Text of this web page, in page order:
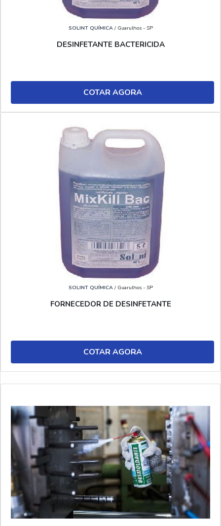
SOLINT QUÍMICA/ Guarulhos - SP
DESINFETANTE BACTERICIDA
COTAR AGORA
SOLINT QUÍMICA/ Guarulhos - SP
FORNECEDOR DE DESINFETANTE
COTAR AGORA